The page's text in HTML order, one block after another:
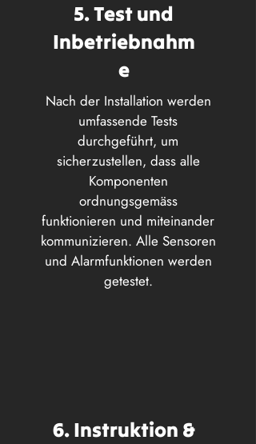
5. Test und
Inbetriebnahm
e
Nach der Installation werden
umfassende Tests
durchgeführt, um
sicherzustellen, dass alle
Komponenten
ordnungsgemäss
funktionieren und miteinander
kommunizieren. Alle Sensoren
und Alarmfunktionen werden
getestet.
6. Instruktion &